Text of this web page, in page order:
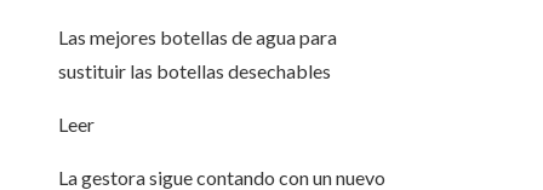
Las mejores botellas de agua para
sustituir las botellas desechables
Leer
La gestora sigue contando con un nuevo